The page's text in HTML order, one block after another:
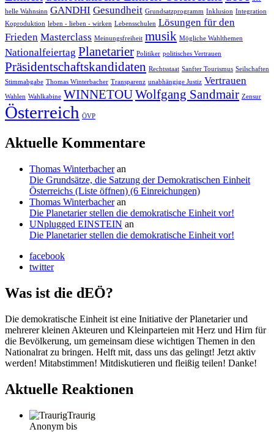
helle Wahnsinn GANDHI Gesundheit Grundsatzprogramm Inklusion Integration
Koproduktion leben - lieben - wirken Lebensschulen Lösungen für den
Frieden Masterclass Meinungsfreiheit musik Mögliche Wahlthemen
Nationalfeiertag Planetarier Politiker politisches Vertrauen
Präsidentschaftskandidaten Rechtsstaat Sanfter Tourismus Seilschaften
Stimmabgabe Thomas Winterbacher Transparenz unabhängige Justiz Vertrauen
Wahlen Wahlkabine WINNETOUWolfgang Sandmair Zensur
Österreich ÖVP
Aktuelle Kommentare
Thomas Winterbacheran
Die Grundsätze, die Satzung der Demokratischen Einheit
Österreichs (Liste öffnen) (6 Einreichungen)
Thomas Winterbacheran
Die Planetarier stellen die demokratische Einheit vor!
UNplugged EINSTEIN an
Die Planetarier stellen die demokratische Einheit vor!
facebook
twitter
Was ist die dEÖ?
Die demokratische Einheit ist eine Initiative der Planetarier und
mehrerer kleinen Akteuren und Kleinparteien mit Herz und Hirn für
die Bevölkerung, um gemeinsam diese wichtigen Themen in den
Nationalrat zu bringen. Helft mit, dass uns das gelingt! Jetzt aktiv
werden! Mitabstimmen! Mitdiskutieren und fleißig teilen! Danke!
Aktuelle Reaktionen
Traurig
Anonym bis